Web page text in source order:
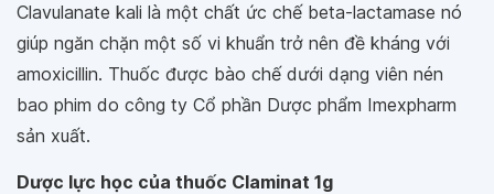
Clavulanate kali là một chất ức chế beta-lactamase nó
giúp ngăn chặn một số vi khuẩn trở nên đề kháng với
amoxicillin. Thuốc được bào chế dưới dạng viên nén
bao phim do công ty Cổ phần Dược phẩm Imexpharm
sản xuất.
Dược lực học của thuốc Claminat 1g